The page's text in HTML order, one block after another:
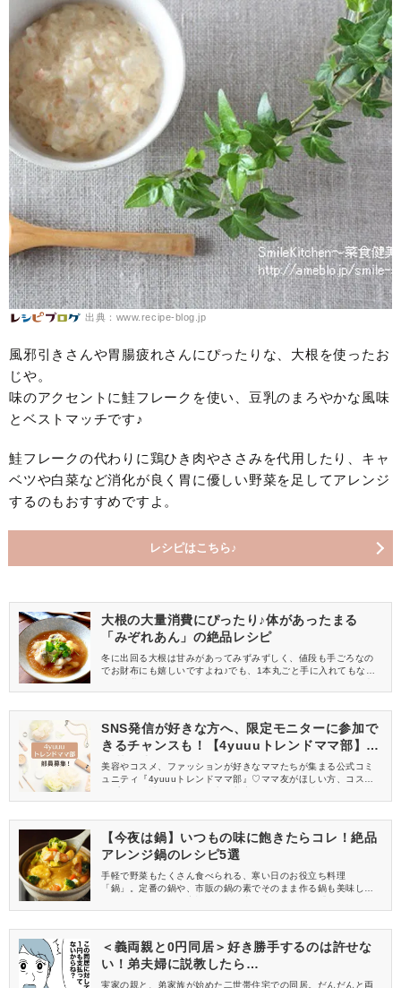
出典：www.recipe-blog.jp
風邪引きさんや胃腸疲れさんにぴったりな、大根を使ったお
じや。
味のアクセントに鮭フレークを使い、豆乳のまろやかな風味
とベストマッチです♪
鮭フレークの代わりに鶏ひき肉やささみを代用したり、キャ
ベツや白菜など消化が良く胃に優しい野菜を足してアレンジ
するのもおすすめですよ。
レシピはこちら♪
大根の大量消費にぴったり♪体があったまる
「みぞれあん」の絶品レシピ
冬に出回る大根は甘みがあってみずみずしく、値段も手ごろなの
でお財布にも嬉しいですよね♪でも、1本丸ごと手に入れてもなか
根をたっぷり使った、簡単に作れる「みぞれあん」のレシピをご
SNS発信が好きな方へ、限定モニターに参加で
きるチャンスも！【4yuuuトレンドママ部】部
員募集中
美容やコスメ、ファッションが好きなママたちが集まる公式コミ
ュニティ『4yuuuトレンドママ部』♡ママ友がほしい方、コスメサ
信してくれる方を募集しています！
【今夜は鍋】いつもの味に飽きたらコレ！絶品
アレンジ鍋のレシピ5選
手軽で野菜もたくさん食べられる、寒い日のお役立ち料理
「鍋」。定番の鍋や、市販の鍋の素でそのまま作る鍋も美味しい
鍋」を作ってみませんか？今回は、子どもから大人まで家族みん
もとは違う味や食材で、盛り上がること請け合いですよ♡
＜義両親と0円同居＞好き勝手するのは許せな
い！弟夫婦に説教したら…
実家の親と、弟家族が始めた二世帯住宅での同居。だんだんと両